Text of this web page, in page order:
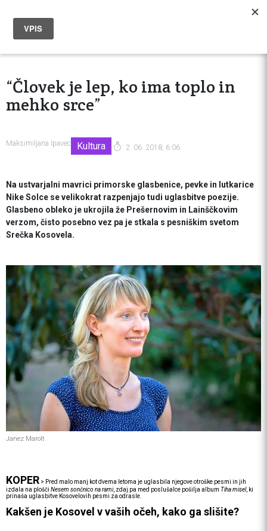
“Človek je lep, ko ima toplo in
mehko srce”
Maksimiljana Ipavec Kultura 2. 06. 2018, 6:06
Na ustvarjalni mavrici primorske glasbenice, pevke in lutkarice
Nike Solce se velikokrat razpenjajo tudi uglasbitve poezije.
Glasbeno obleko je ukrojila že Prešernovim in Lainščkovim
verzom, čisto posebno vez pa je stkala s pesniškim svetom
Srečka Kosovela.
Janez Marolt
KOPER > Pred malo manj kot dvema letoma je uglasbila njegove otroške pesmi in jih
izdala na plošči Nesem sončnico na rami, zdaj pa med poslušalce pošilja album Tiha misel, ki
prinaša uglasbitve Kosovelovih pesmi za odrasle.
Kakšen je Kosovel v vaših očeh, kako ga slišite?